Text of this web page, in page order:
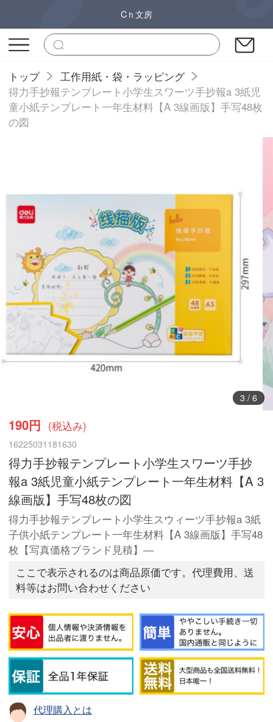
Cｈ文房
トップ
工作用紙・袋・ラッピング
得力手抄報テンプレート小学生スワーツ手抄報a 3紙児
童小紙テンプレート一年生材料【A 3線画版】手写48枚
の図
3/ 6
190円 (税込み)
16225031181630
得力手抄報テンプレート小学生スワーツ手抄
報a 3紙児童小紙テンプレート一年生材料【A 3
線画版】手写48枚の図
得力手抄報テンプレート小学生スウィーツ手抄報a 3紙
子供小紙テンプレート一年生材料【A 3線画版】手写48
枚【写真価格ブランド見積】―
ここで表示されるのは商品原価です。代理費用、送
料等はお問い合わせください
代理購入とは